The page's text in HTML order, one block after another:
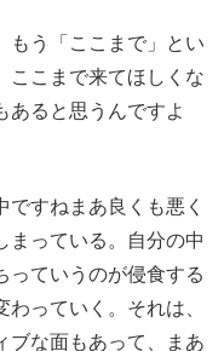
もう「ここまで」とい
ここまで来てほしくな
あると思うんですよ
すねまあ良くも悪く
まっている。自分の中
っていうのが侵食する
っていく。それは、
ブな面もあって、まあ